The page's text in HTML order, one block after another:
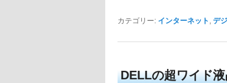
カテゴリー: インターネット , デ
DELLの超ワイド